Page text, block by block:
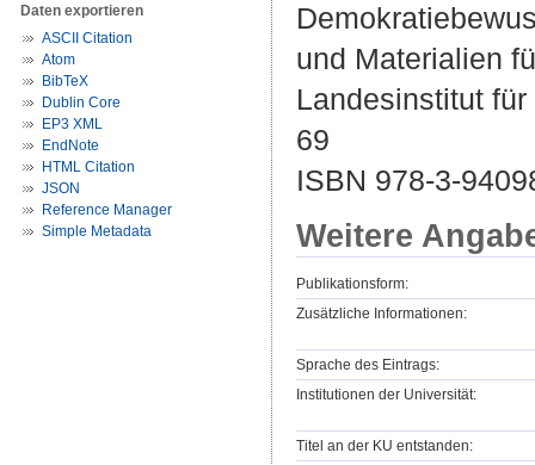
Daten exportieren
ASCII Citation
Atom
BibTeX
Dublin Core
EP3 XML
EndNote
HTML Citation
JSON
Reference Manager
Simple Metadata
und Materialien
Landesinstitut
69
ISBN 978-3-
Weitere
Publikationsform:
Zusätzliche Informationen:
Sprache des Eintrags:
Institutionen der Universität:
Titel an der KU entstanden: